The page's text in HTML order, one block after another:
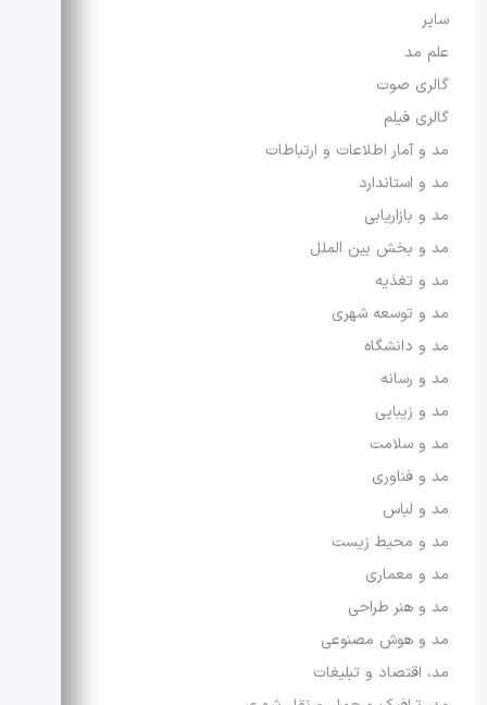
سایر
علم مد
گالری صوت
گالری فیلم
مد و آمار اطلاعات و ارتباطات
مد و استاندارد
مد و بازاریابی
مد و بخش بین الملل
مد و تغذیه
مد و توسعه شهری
مد و دانشگاه
مد و رسانه
مد و زیبایی
مد و سلامت
مد و فناوری
مد و لباس
مد و محیط زیست
مد و معماری
مد و هنر طراحی
مد و هوش مصنوعی
مد، اقتصاد و تبلیغات